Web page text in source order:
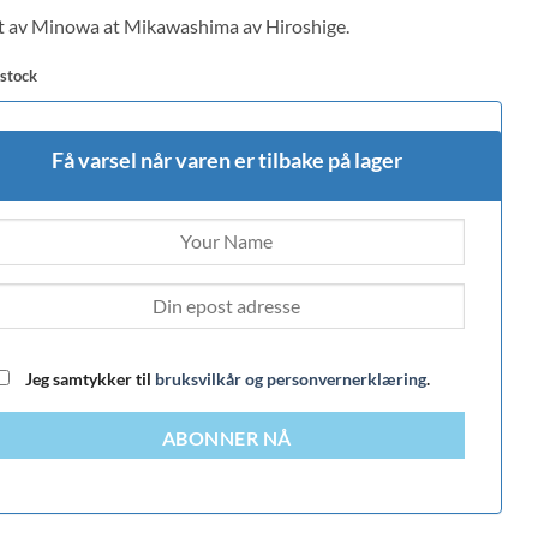
av Minowa at Mikawashima av Hiroshige.
Få varsel når varen er tilbake på lager
Jeg samtykker til bruksvilkår og personvernerklæring.
ABONNER NÅ